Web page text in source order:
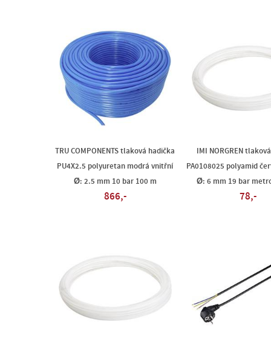
TRU COMPONENTS tlaková hadička
PU4X2.5 polyuretan modrá vnitřní
Ø: 2.5 mm 10 bar 100 m
866,-
IMI NORGREN
PA0108025 polyamid
Ø: 6 mm 19 bar
78,-